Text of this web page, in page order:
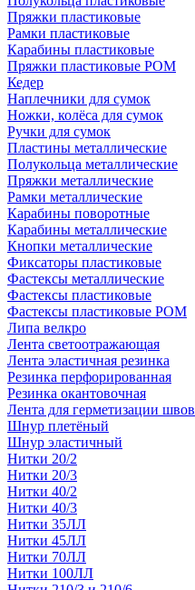
Пряжки пластиковые
Рамки пластиковые
Карабины пластиковые
Пряжки пластиковые РОМ
Кедер
Наплечники для сумок
Ножки, колёса для сумок
Ручки для сумок
Пластины металлические
Полукольца металлические
Пряжки металлические
Рамки металлические
Карабины поворотные
Карабины металлические
Кнопки металлические
Фиксаторы пластиковые
Фастексы металлические
Фастексы пластиковые
Фастексы пластиковые POM
Липа велкро
Лента светоотражающая
Лента эластичная резинка
Резинка перфорированная
Резинка окантовочная
Лента для герметизации швов
Шнур плетёный
Шнур эластичный
Нитки 20/2
Нитки 20/3
Нитки 40/2
Нитки 40/3
Нитки 35ЛЛ
Нитки 45ЛЛ
Нитки 70ЛЛ
Нитки 100ЛЛ